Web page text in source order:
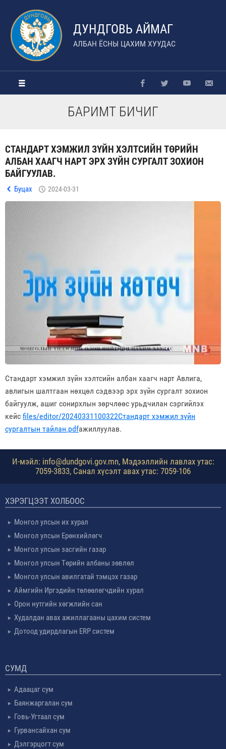
ДУНДГОВЬ АЙМАГ
АЛБАН ЁСНЫ ЦАХИМ ХУУДАС
БАРИМТ БИЧИГ
СТАНДАРТ ХЭМЖИЛ ЗҮЙН ХЭЛТСИЙН ТӨРИЙН
АЛБАН ХААГЧ НАРТ ЭРХ ЗҮЙН СУРГАЛТ ЗОХИОН
БАЙГУУЛАВ.
Буцах 2024-03-31
Стандарт хэмжил зүйн хэлтсийн албан хаагч нарт Авлига,
авлигын шалтгаан нөхцөл сэдвээр эрх зүйн сургалт зохион
байгуулж, ашиг сонирхлын зөрчлөөс урьдчилан сэргийлэх
кейс files/editor/20240331100322Стандарт хэмжил зүйн
сургалтын тайлан.pdfажиллуулав.
И-мэйл: info@dundgovi.gov.mn, Мэдээллийн лавлах утас:
7059-3833, Санал хүсэлт авах утас: 7059-106
ХЭРЭГЦЭЭТ ХОЛБООС
Монгол улсын их хурал
Монгол улсын Ерөнхийлөгч
Монгол улсын засгийн газар
Монгол улсын Төрийн албаны зөвлөл
Монгол улсын авилгатай тэмцэх газар
Аймгийн Иргэдийн төлөөлөгчдийн хурал
Орон нутгийн хөгжлийн сан
Худалдан авах ажиллагааны цахим систем
Дотоод удирдлагын ERP систем
СУМД
Адаацаг сум
Баянжаргалан сум
Говь-Угтаал сум
Гурвансайхан сум
Дэлгэрцогт сум